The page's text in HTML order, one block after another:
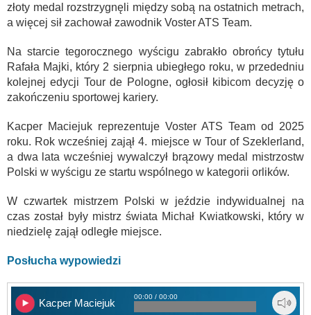
złoty medal rozstrzygnęli między sobą na ostatnich metrach,
a więcej sił zachował zawodnik Voster ATS Team.
Na starcie tegorocznego wyścigu zabrakło obrońcy tytułu
Rafała Majki, który 2 sierpnia ubiegłego roku, w przededniu
kolejnej edycji Tour de Pologne, ogłosił kibicom decyzję o
zakończeniu sportowej kariery.
Kacper Maciejuk reprezentuje Voster ATS Team od 2025
roku. Rok wcześniej zajął 4. miejsce w Tour of Szeklerland,
a dwa lata wcześniej wywalczył brązowy medal mistrzostw
Polski w wyścigu ze startu wspólnego w kategorii orlików.
W czwartek mistrzem Polski w jeździe indywidualnej na
czas został były mistrz świata Michał Kwiatkowski, który w
niedzielę zajął odległe miejsce.
Posłucha wypowiedzi
Kacper Maciejuk
00:00 / 00:00